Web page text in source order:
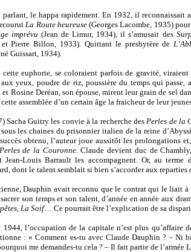
parlant, le happa rapidement. En 1932, il
La Route heureuse(Georges Lacombe, 1935)
imprévu (Jean de Limur, 1934), il s’amusait des
et Pierre Billon, 1933). Quittant le presbytère de
Guissart, 1934).
euphorie, se coloraient parfois de gravité, viraient
yeux, poudre de riz, poussière du temps qui
Rosine Deréan, son épouse, mirent leur grain de sel
assemblée d’un certain âge la fraicheur de leur
Sacha Guitry les convie à la recherche desPerles de la
les chaines du prisonnier italien de la reine
obtenu, l’auteur joue aussitôt les prolongations
de la Couronne. Claude devient duc de
Louis Barrault les accompagnent. Or, au terme
dont le talent semblait si bien s’accorder aux reparties
Dauphin avait reconnu que le contrat qui le liait
son temps et son talent, d’année en année aux
, La Soif… Ce pourrait être l’explication de sa
l’occupation de la capitale n’est plus qu’affaire
: « Comment es-tu avec Claude Dauphin ? – Ni
me demandes-tu cela ? – Il fait partie de l’armée